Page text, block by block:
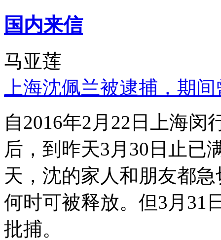
国内来信
马亚莲
上海沈佩兰被逮捕，期
自2016年2月22日上海
后，到昨天3月30日止已
天，沈的家人和朋友都
何时可被释放。但3月31
批捕。